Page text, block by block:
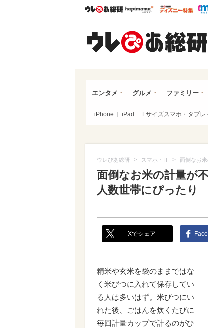
ウレぴあ総研ハピママ* ウ
エンタメ グルメ ファミリー
iPhone iPad Lサイズスマホ・タブレ
ウレぴあ総研 > スマホ・IT > 面倒なお
面倒なお米の計量が
人数世帯にぴったり
Xでシェア
精米や玄米を袋のままではな
く米びつに入れて保存してい
る人は多いはず。米びつにい
れた後、ごはんを炊くたびに
毎回計量カップで計るのがひ